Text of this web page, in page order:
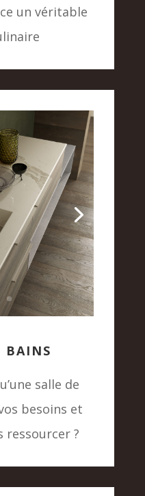
un véritable
BAINS
salle de
besoins et
ressourcer ?